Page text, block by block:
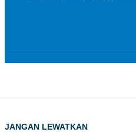
JANGAN LEWATKAN